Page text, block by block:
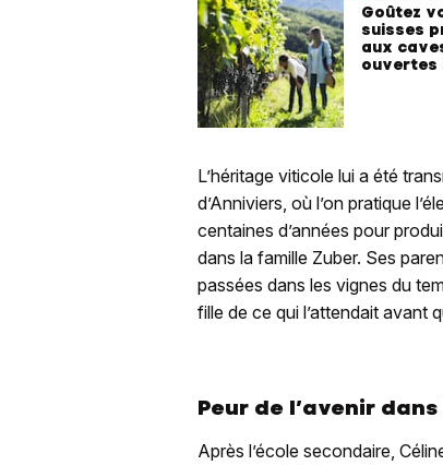
Goûtez
suisses
aux
ouvertes
L’héritage viticole lui a été
d’Anniviers, où l’on pratique
centaines d’années pour
dans la famille Zuber. Ses
passées dans les vignes du
fille de ce qui l’attendait avant
Peur de l’avenir
Après l’école secondaire,